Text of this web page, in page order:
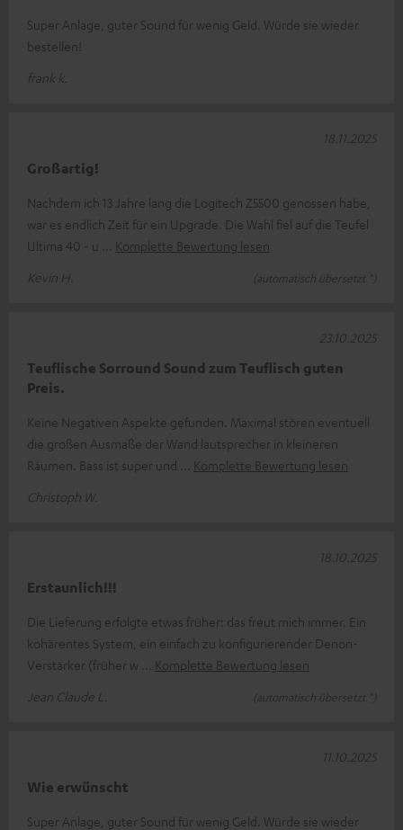
Super Anlage, guter Sound für wenig Geld. Würde sie wieder
bestellen!
frank k.
Großartig!
Nachdem ich 13 Jahre lang die Logitech Z5500 genossen habe,
war es endlich Zeit für ein Upgrade. Die Wahl fiel auf die Teufel
Ultima 40 - u
Komplette Bewertung lesen
Kevin H.
(automatisch übersetzt *)
18.11.2025
Teuflische Sorround Sound zum Teuflisch guten
Preis.
Keine Negativen Aspekte gefunden. Maximal stören eventuell
die großen Ausmaße der Wand lautsprecher in kleineren
Räumen. Bass ist super und
Komplette Bewertung lesen
Christoph W.
23.10.2025
Erstaunlich!!!
Die Lieferung erfolgte etwas früher: das freut mich immer. Ein
kohärentes System, ein einfach zu konfigurierender Denon-
Verstärker (früher w
Komplette Bewertung lesen
Jean Claude L.
(automatisch übersetzt *)
18.10.2025
Wie erwünscht
Super Anlage, guter Sound für wenig Geld. Würde sie wieder
11.10.2025